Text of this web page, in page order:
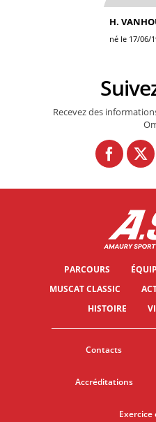
H.
né le 17/06/
Recevez des
PARCOURS
MUSCAT CLASSIC
HISTOIRE
Contacts
Accréditations
Exercice